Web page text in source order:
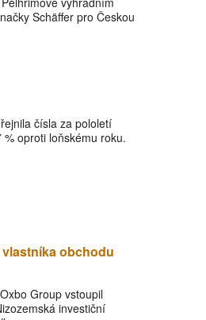
Schäffer pro Českou
čísla za pololetí
oproti loňskému roku.
obchodu
Group vstoupil
investiční